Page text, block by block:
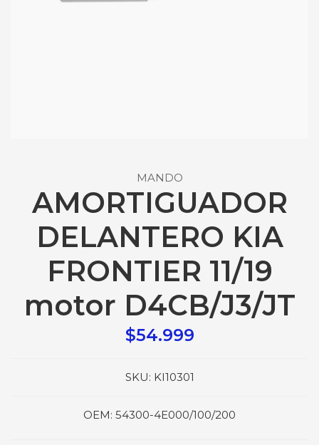
MANDO
AMORTIGUADOR
DELANTERO KIA
FRONTIER 11/19
motor D4CB/J3/JT
$54.999
SKU: KI10301
OEM: 54300-4E000/100/200